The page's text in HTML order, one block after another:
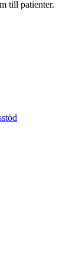
till patienter.